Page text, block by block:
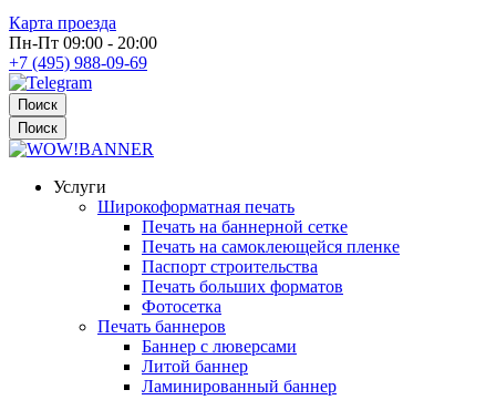
Карта проезда
Пн-Пт 09:00 - 20:00
+7 (495) 988-09-69
Поиск
Поиск
Услуги
Широкоформатная печать
Печать на баннерной сетке
Печать на самоклеющейся пленке
Паспорт строительства
Печать больших форматов
Фотосетка
Печать баннеров
Баннер с люверсами
Литой баннер
Ламинированный баннер